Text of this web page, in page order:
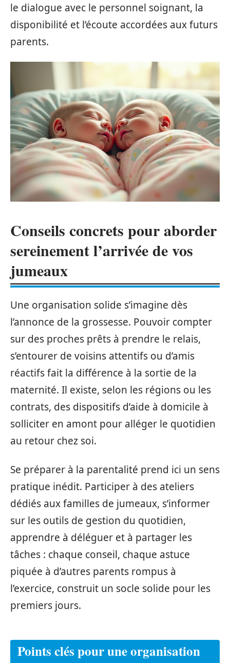
le dialogue avec le personnel soignant, la
disponibilité et l’écoute accordées aux futurs
parents.
Conseils concrets pour aborder
sereinement l’arrivée de vos
jumeaux
Une organisation solide s’imagine dès
l’annonce de la grossesse. Pouvoir compter
sur des proches prêts à prendre le relais,
s’entourer de voisins attentifs ou d’amis
réactifs fait la différence à la sortie de la
maternité. Il existe, selon les régions ou les
contrats, des dispositifs d’aide à domicile à
solliciter en amont pour alléger le quotidien
au retour chez soi.
Se préparer à la parentalité prend ici un sens
pratique inédit. Participer à des ateliers
dédiés aux familles de jumeaux, s’informer
sur les outils de gestion du quotidien,
apprendre à déléguer et à partager les
tâches : chaque conseil, chaque astuce
piquée à d’autres parents rompus à
l’exercice, construit un socle solide pour les
premiers jours.
Points clés pour une organisation